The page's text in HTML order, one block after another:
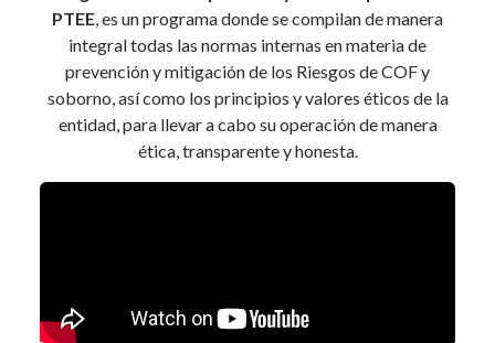
PTEE, es un programa donde se compilan de manera
integral todas las normas internas en materia de
prevención y mitigación de los Riesgos de COF y
soborno, así como los principios y valores éticos de la
entidad, para llevar a cabo su operación de manera
ética, transparente y honesta.